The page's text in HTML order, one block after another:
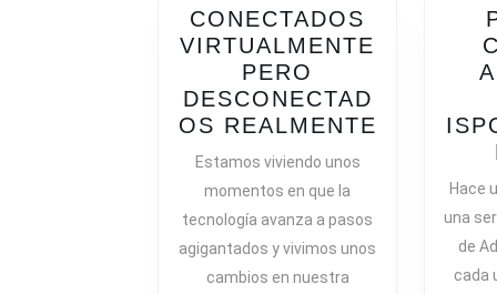
CONECTADOS
VIRTUALMENTE
PERO
DESCONECTAD
OS REALMENTE
Estamos viviendo unos
momentos en que la
tecnología avanza a pasos
agigantados y vivimos unos
cambios en nuestra
Hace
una
de
cada